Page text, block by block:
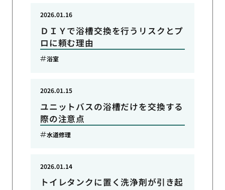
ＤＩＹで浴槽交換を行うリスクとプ
ロに頼む理由
2026.01.16
浴室
ユニットバスの浴槽だけを交換する
際の注意点
2026.01.15
水道修理
トイレタンクに置く洗浄剤が引き起
2026.01.14